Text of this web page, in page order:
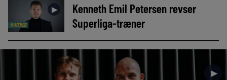
NYHEDER
►
Kenneth Emil Petersen revser
Superliga-træner
►